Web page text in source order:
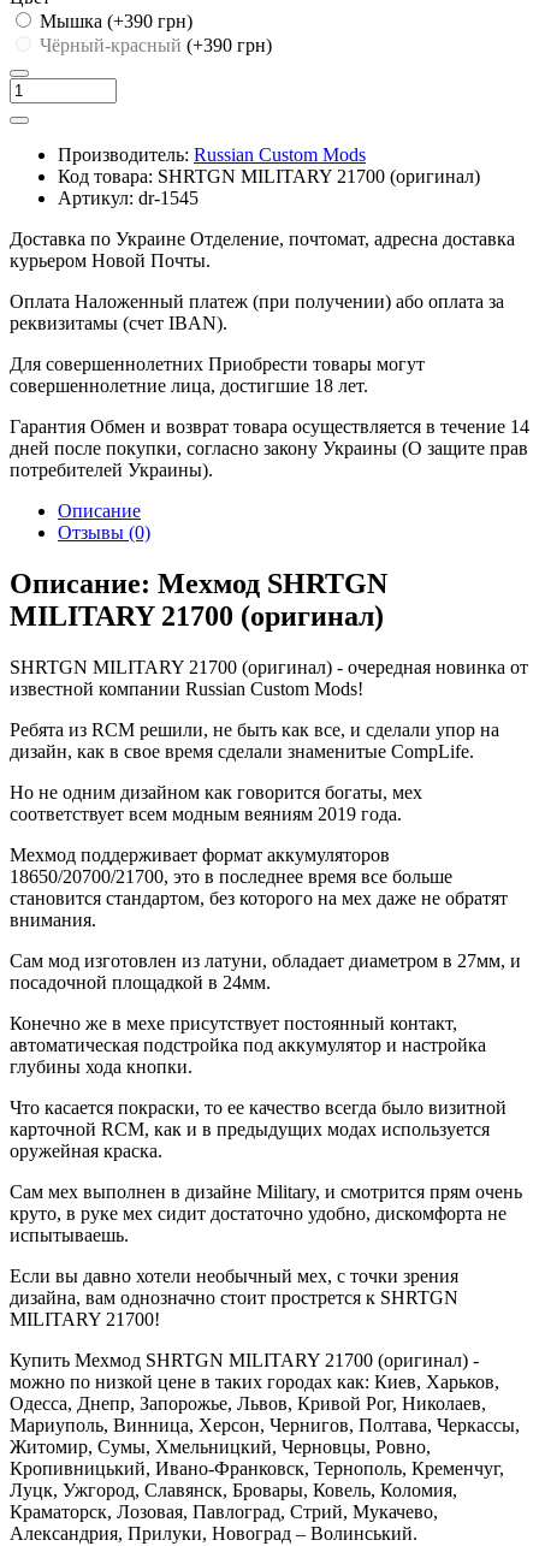
Мышка (+390 грн)
Чёрный-красный (+390 грн)
Производитель: Russian Custom Mods
Код товара: SHRTGN MILITARY 21700 (оригинал)
Артикул: dr-1545
Доставка по Украине Отделение, почтомат, адресна доставка
курьером Новой Почты.
Оплата Наложенный платеж (при получении) або оплата за
реквизитамы (счет IBAN).
Для совершеннолетних Приобрести товары могут
совершеннолетние лица, достигшие 18 лет.
Гарантия Обмен и возврат товара осуществляется в течение 14
дней после покупки, согласно закону Украины (О защите прав
потребителей Украины).
Описание
Отзывы (0)
Описание: Мехмод SHRTGN
MILITARY 21700 (оригинал)
SHRTGN MILITARY 21700 (оригинал) - очередная новинка от
известной компании Russian Custom Mods!
Ребята из RCM решили, не быть как все, и сделали упор на
дизайн, как в свое время сделали знаменитые CompLife.
Но не одним дизайном как говорится богаты, мех
соответствует всем модным веяниям 2019 года.
Мехмод поддерживает формат аккумуляторов
18650/20700/21700, это в последнее время все больше
становится стандартом, без которого на мех даже не обратят
внимания.
Сам мод изготовлен из латуни, обладает диаметром в 27мм, и
посадочной площадкой в 24мм.
Конечно же в мехе присутствует постоянный контакт,
автоматическая подстройка под аккумулятор и настройка
глубины хода кнопки.
Что касается покраски, то ее качество всегда было визитной
карточной RCM, как и в предыдущих модах используется
оружейная краска.
Сам мех выполнен в дизайне Military, и смотрится прям очень
круто, в руке мех сидит достаточно удобно, дискомфорта не
испытываешь.
Если вы давно хотели необычный мех, с точки зрения
дизайна, вам однозначно стоит прострется к SHRTGN
MILITARY 21700!
Купить Мехмод SHRTGN MILITARY 21700 (оригинал) -
можно по низкой цене в таких городах как: Киев, Харьков,
Одесса, Днепр, Запорожье, Львов, Кривой Рог, Николаев,
Мариуполь, Винница, Херсон, Чернигов, Полтава, Черкассы,
Житомир, Сумы, Хмельницкий, Черновцы, Ровно,
Кропивницький, Ивано-Франковск, Тернополь, Кременчуг,
Луцк, Ужгород, Славянск, Бровары, Ковель, Коломия,
Краматорск, Лозовая, Павлоград, Стрий, Мукачево,
Александрия, Прилуки, Новоград – Волинський.